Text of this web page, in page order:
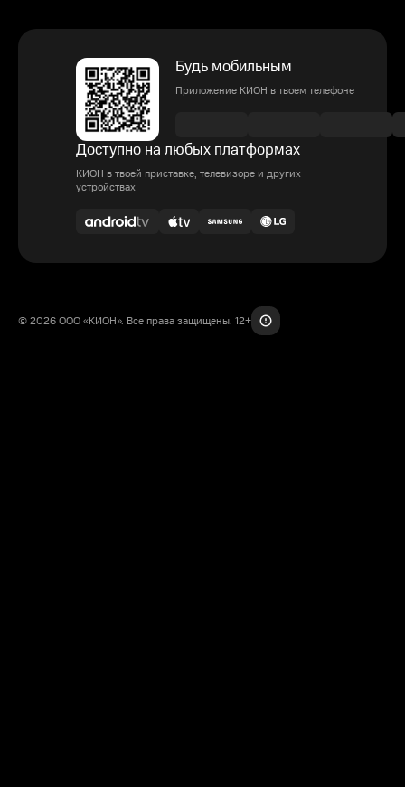
Будь мобильным
Приложение КИОН в твоем телефоне
Доступно на любых платформах
КИОН в твоей приставке, телевизоре и других
устройствах
© 2026 ООО «КИОН». Все права защищены. 12+